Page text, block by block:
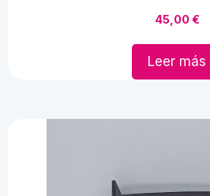
45,00€
Leer más